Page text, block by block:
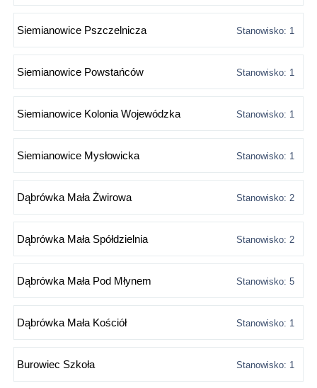
Siemianowice Pszczelnicza Stanowisko: 1
Siemianowice Powstańców Stanowisko: 1
Siemianowice Kolonia Wojewódzka Stanowisko: 1
Siemianowice Mysłowicka Stanowisko: 1
Dąbrówka Mała Żwirowa Stanowisko: 2
Dąbrówka Mała Spółdzielnia Stanowisko: 2
Dąbrówka Mała Pod Młynem Stanowisko: 5
Dąbrówka Mała Kościół Stanowisko: 1
Burowiec Szkoła Stanowisko: 1